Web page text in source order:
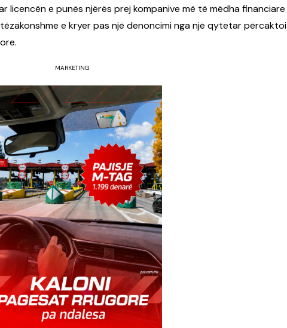
licencën e punës njërës prej kompanive më të mëdha financiare
e kryer pas një denoncimi nga një qytetar përcaktoi
MARKETING